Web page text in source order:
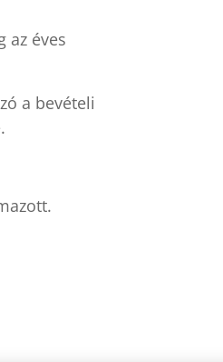
az éves
a bevételi